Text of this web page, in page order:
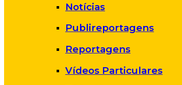
Notícias
Publireportagens
Reportagens
Vídeos Particulares